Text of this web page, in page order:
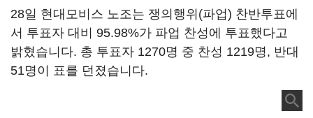
28일 현대모비스 노조는 쟁의행위(파업) 찬반투표에
서 투표자 대비 95.98%가 파업 찬성에 투표했다고
밝혔습니다. 총 투표자 1270명 중 찬성 1219명, 반대
51명이 표를 던졌습니다.